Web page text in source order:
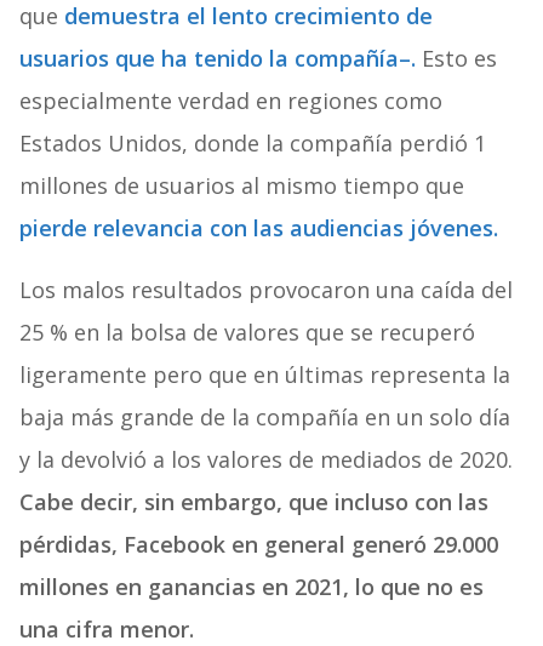
que demuestra el lento crecimiento de
usuarios que ha tenido la compañía–. Esto es
especialmente verdad en regiones como
Estados Unidos, donde la compañía perdió 1
millones de usuarios al mismo tiempo que
pierde relevancia con las audiencias jóvenes.
Los malos resultados provocaron una caída del
25 % en la bolsa de valores que se recuperó
ligeramente pero que en últimas representa la
baja más grande de la compañía en un solo día
y la devolvió a los valores de mediados de 2020.
Cabe decir, sin embargo, que incluso con las
pérdidas, Facebook en general generó 29.000
millones en ganancias en 2021, lo que no es
una cifra menor.